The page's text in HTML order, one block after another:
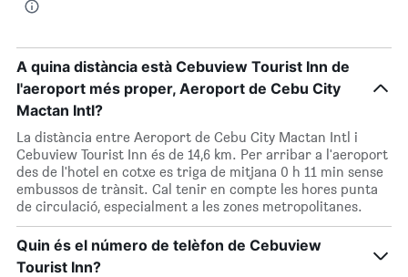
A quina distància està Cebuview Tourist Inn de
l'aeroport més proper, Aeroport de Cebu City
Mactan Intl?
La distància entre Aeroport de Cebu City Mactan Intl i
Cebuview Tourist Inn és de 14,6 km. Per arribar a l'aeroport
des de l'hotel en cotxe es triga de mitjana 0 h 11 min sense
embussos de trànsit. Cal tenir en compte les hores punta
de circulació, especialment a les zones metropolitanes.
Quin és el número de telèfon de Cebuview
Tourist Inn?